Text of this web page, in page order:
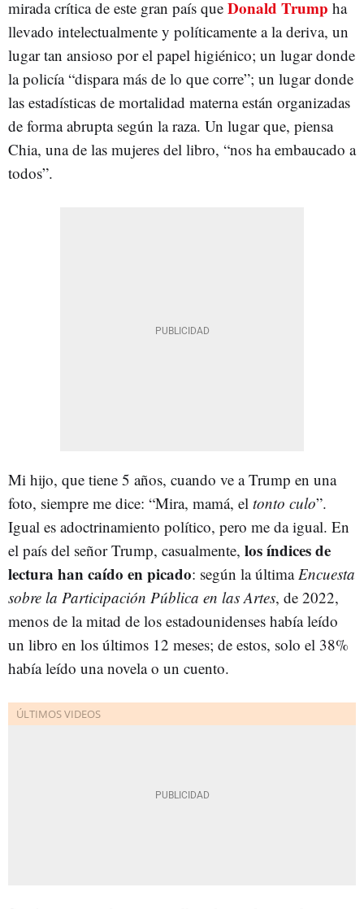
mirada crítica de este gran país que Donald Trump ha
llevado intelectualmente y políticamente a la deriva, un
lugar tan ansioso por el papel higiénico; un lugar donde
la policía “dispara más de lo que corre”; un lugar donde
las estadísticas de mortalidad materna están organizadas
de forma abrupta según la raza. Un lugar que, piensa
Chia, una de las mujeres del libro, “nos ha embaucado a
todos”.
Mi hijo, que tiene 5 años, cuando ve a Trump en una
foto, siempre me dice: “Mira, mamá, el tonto culo”.
Igual es adoctrinamiento político, pero me da igual. En
el país del señor Trump, casualmente, los índices de
lectura han caído en picado: según la última Encuesta
sobre la Participación Pública en las Artes, de 2022,
menos de la mitad de los estadounidenses había leído
un libro en los últimos 12 meses; de estos, solo el 38%
había leído una novela o un cuento.